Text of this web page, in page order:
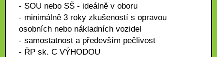
- SOU nebo SŠ - ideálně v oboru
- minimálně 3 roky zkušeností s opravou
osobních nebo nákladních vozidel
- samostatnost a především pečlivost
- ŘP sk. C VÝHODOU